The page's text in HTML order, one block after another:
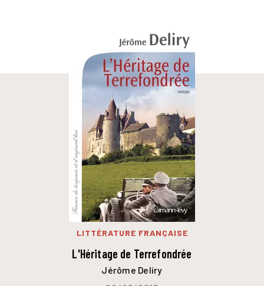
LITTÉRATURE FRANÇAISE
L'Héritage de Terrefondrée
Jérôme Deliry